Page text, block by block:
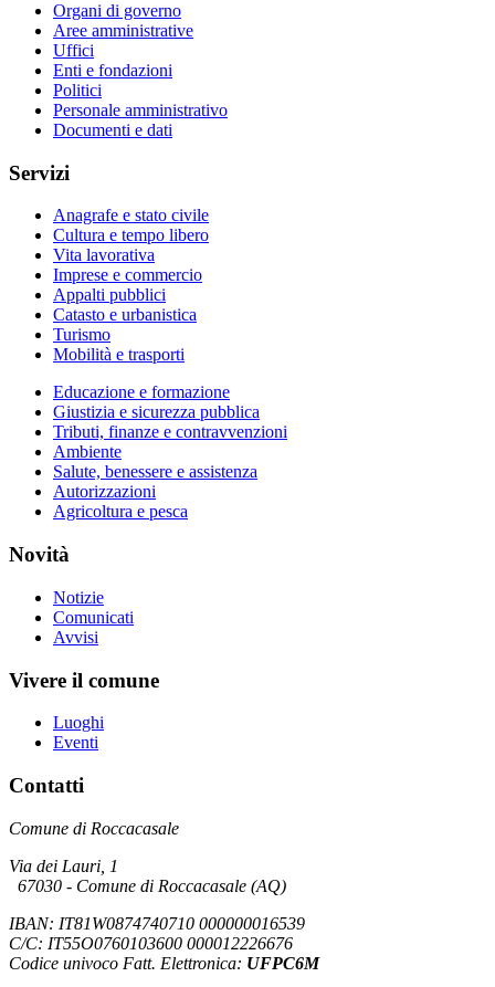
Organi di governo
Aree amministrative
Uffici
Enti e fondazioni
Politici
Personale amministrativo
Documenti e dati
Servizi
Anagrafe e stato civile
Cultura e tempo libero
Vita lavorativa
Imprese e commercio
Appalti pubblici
Catasto e urbanistica
Turismo
Mobilità e trasporti
Educazione e formazione
Giustizia e sicurezza pubblica
Tributi, finanze e contravvenzioni
Ambiente
Salute, benessere e assistenza
Autorizzazioni
Agricoltura e pesca
Novità
Notizie
Comunicati
Avvisi
Vivere il comune
Luoghi
Eventi
Contatti
Comune di Roccacasale
Via dei Lauri, 1
67030 - Comune di Roccacasale (AQ)
IBAN: IT81W0874740710 000000016539
C/C: IT55O0760103600 000012226676
Codice univoco Fatt. Elettronica: UFPC6M